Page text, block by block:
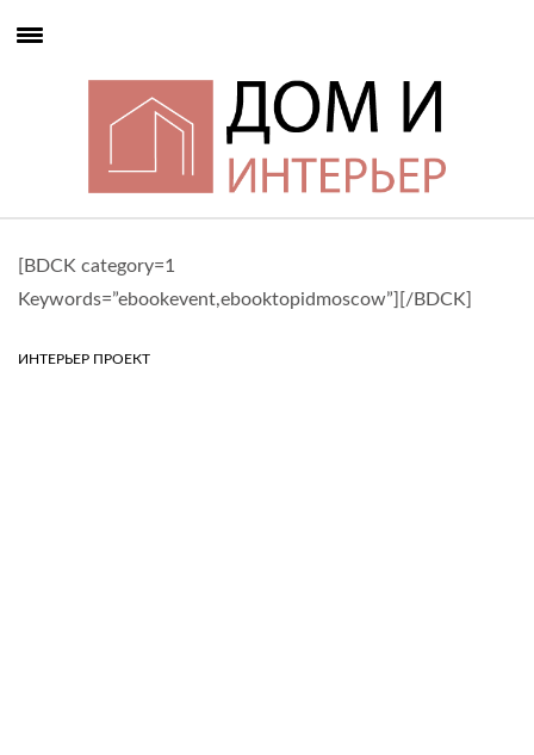
[BDCK category=1
Keywords=”ebookevent,ebooktopidmoscow”][/BDCK]
ИНТЕРЬЕР ПРОЕКТ